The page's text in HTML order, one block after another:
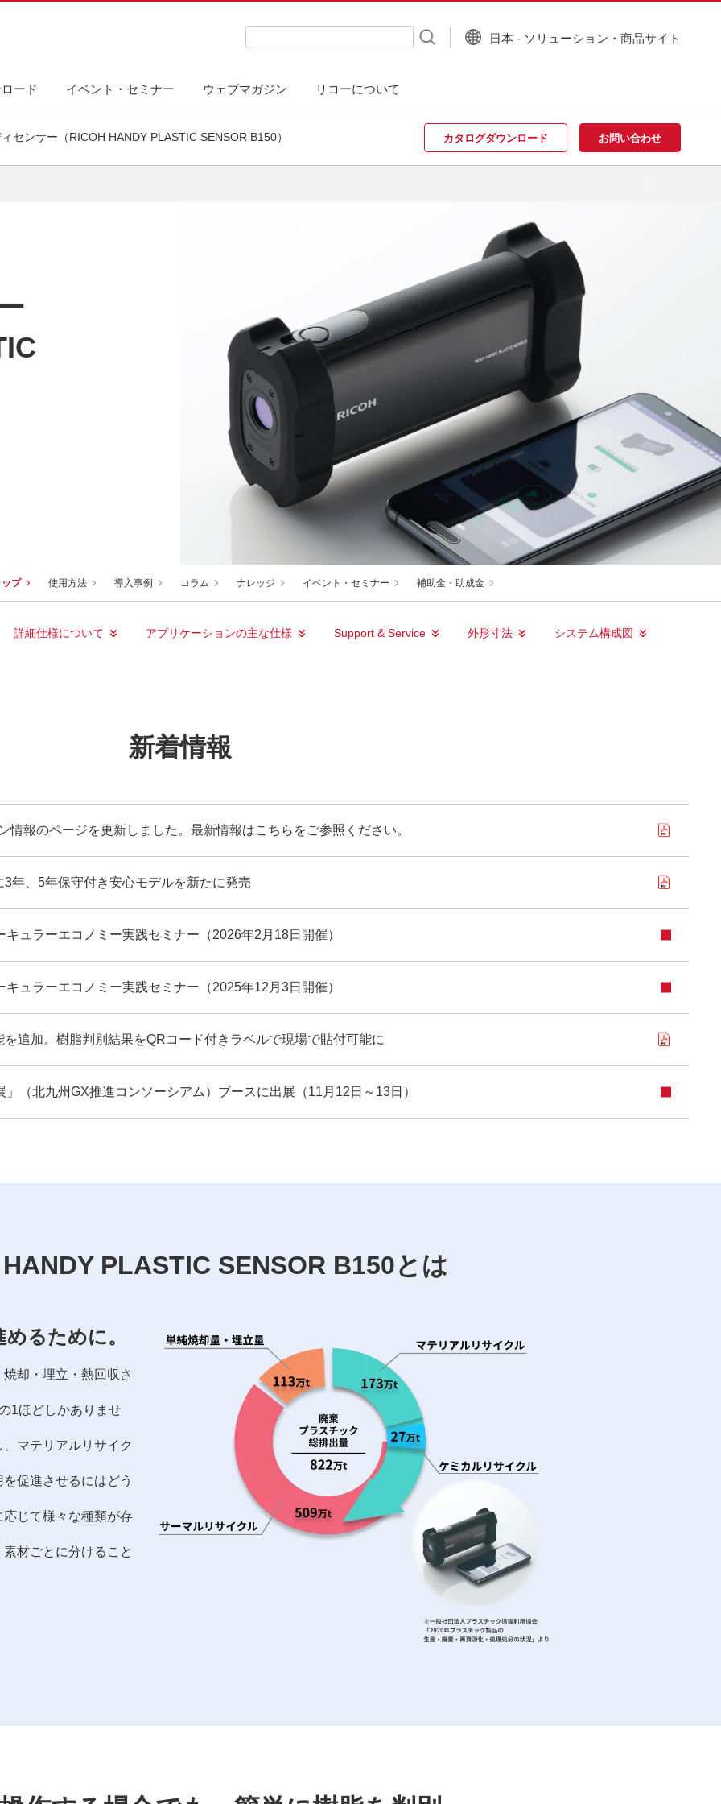
ード イベント・セミナー ウェブマガジン リコーについて
検索キーワード入力
日本 - ソリューション・商品サイト
センサー（RICOH HANDY PLASTIC SENSOR B150） カタログダウンロード お問い合わせ
プ 使用方法 導入事例 コラム ナレッジ イベント・セミナー 補助金・助成金
詳細仕様について アプリケーションの主な仕様 Support & Service 外形寸法 システム構成図
新着情報
情報のページを更新しました。最新情報はこちらをご参照ください。
年、5年保守付き安心モデルを新たに発売
ュラーエコノミー実践セミナー（2026年2月18日開催）
ュラーエコノミー実践セミナー（2025年12月3日開催）
追加。樹脂判別結果をQRコード付きラベルで現場で貼付可能に
（北九州GX推進コンソーシアム）ブースに出展（11月12日～13日）
PLASTIC SENSOR B150とは
るために。
却・埋立・熱回収さ
1ほどしかありませ
マテリアルリサイク
促進させるにはどう
じて様々な種類が存
材ごとに分けること